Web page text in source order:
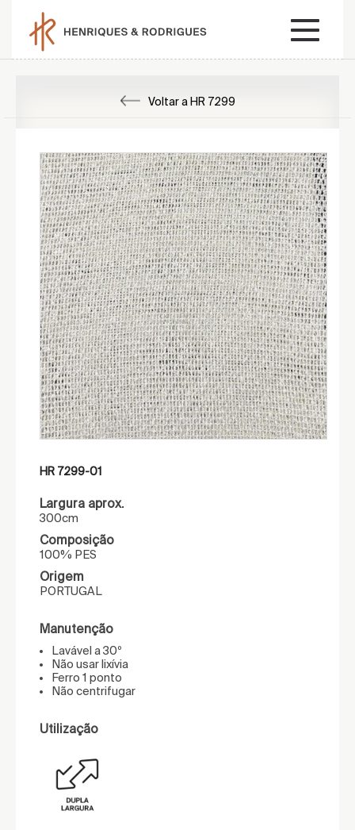
Voltar a HR 7299
HR 7299-01
Largura aprox.
300cm
Composição
100% PES
Origem
PORTUGAL
Manutenção
Lavável a 30º
Não usar lixívia
Ferro 1 ponto
Não centrifugar
Utilização